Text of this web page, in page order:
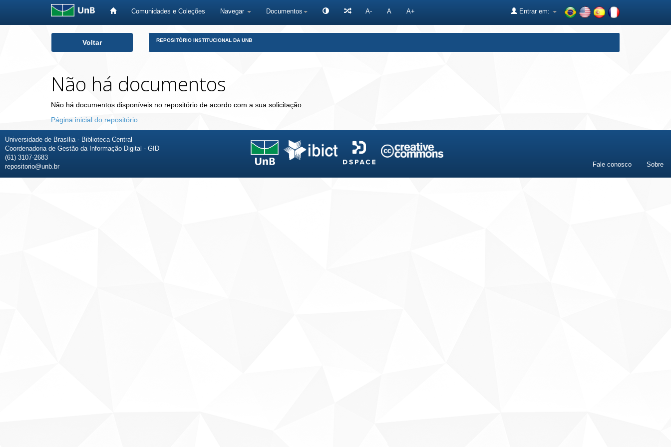
Comunidades e Coleções Navegar Documentos A- A A+ Entrar em:
Voltar REPOSITÓRIO INSTITUCIONAL DA UNB
Não há documentos
Não há documentos disponíveis no repositório de acordo com a sua solicitação.
Página inicial do repositório
Universidade de Brasília - Biblioteca Central
Coordenadoria de Gestão da Informação Digital - GID
(61) 3107-2683
repositorio@unb.br
Fale conosco Sobre